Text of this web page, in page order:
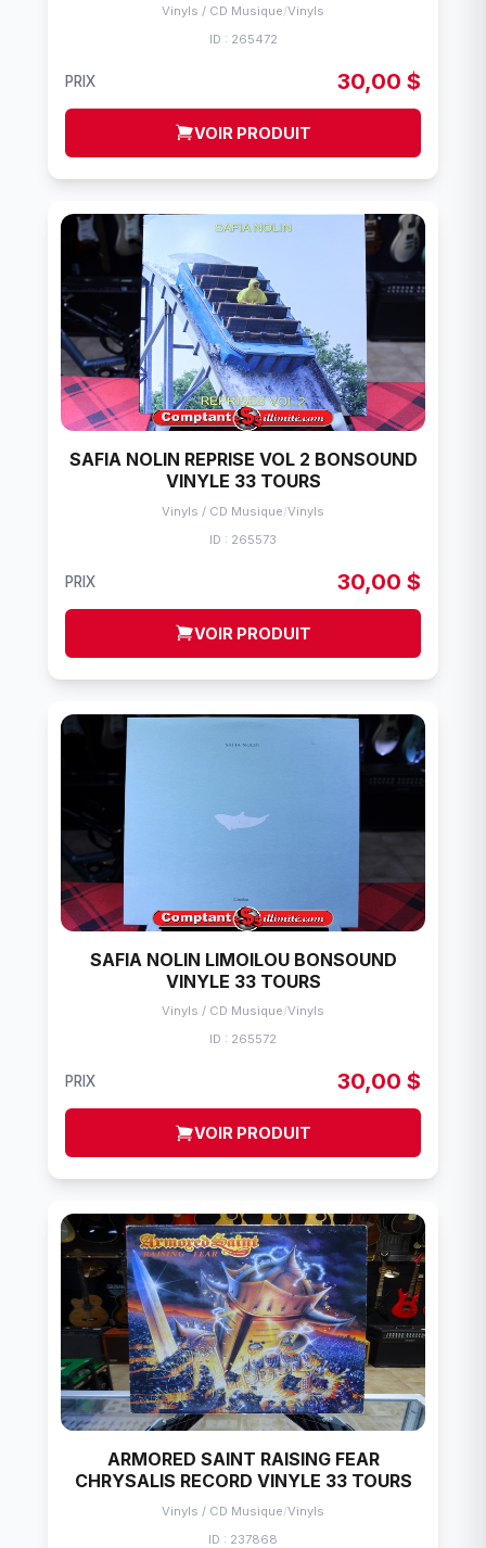
Vinyls / CD Musique/Vinyls
ID : 265472
PRIX 30,00 $
VOIR PRODUIT
SAFIA NOLIN REPRISE VOL 2 BONSOUND
VINYLE 33 TOURS
Vinyls / CD Musique/Vinyls
ID : 265573
PRIX 30,00 $
VOIR PRODUIT
SAFIA NOLIN LIMOILOU BONSOUND
VINYLE 33 TOURS
Vinyls / CD Musique/Vinyls
ID : 265572
PRIX 30,00 $
VOIR PRODUIT
ARMORED SAINT RAISING FEAR
CHRYSALIS RECORD VINYLE 33 TOURS
Vinyls / CD Musique/Vinyls
ID : 237868